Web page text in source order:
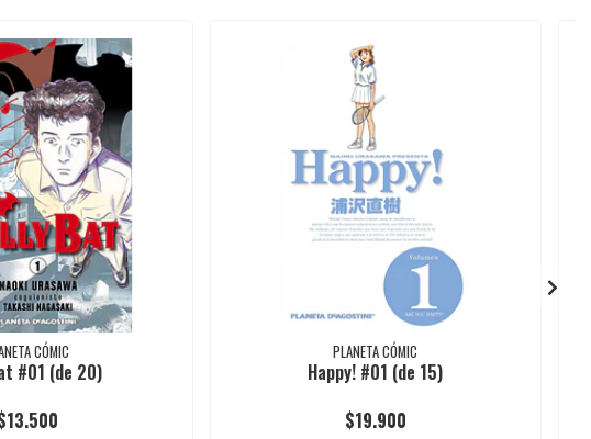
CÓMIC
#01 (de 20)
PLANETA CÓMIC
Happy! #01 (de 15)
$19.900